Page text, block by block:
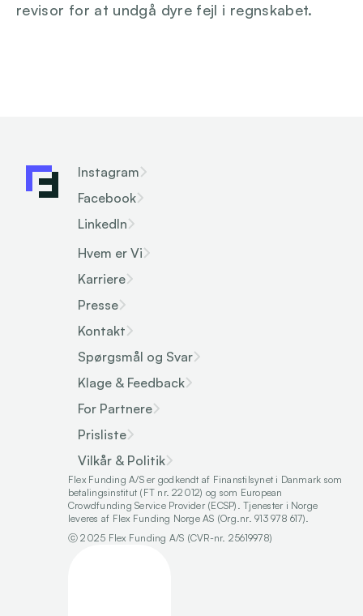
revisor for at undgå dyre fejl i regnskabet.
Instagram
Facebook
LinkedIn
Hvem er Vi
Karriere
Presse
Kontakt
Spørgsmål og Svar
Klage & Feedback
For Partnere
Prisliste
Vilkår & Politik
Flex Funding A/S er godkendt af Finanstilsynet i Danmark som
betalingsinstitut (FT nr. 22012) og som European
Crowdfunding Service Provider (ECSP). Tjenester i Norge
leveres af Flex Funding Norge AS (Org.nr. 913 978 617).
ⓒ 2025 Flex Funding A/S (CVR-nr. 25619978)